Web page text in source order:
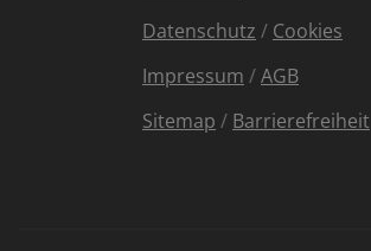
Datenschutz / Cookies
Impressum /AGB
Sitemap / Barrierefreiheit